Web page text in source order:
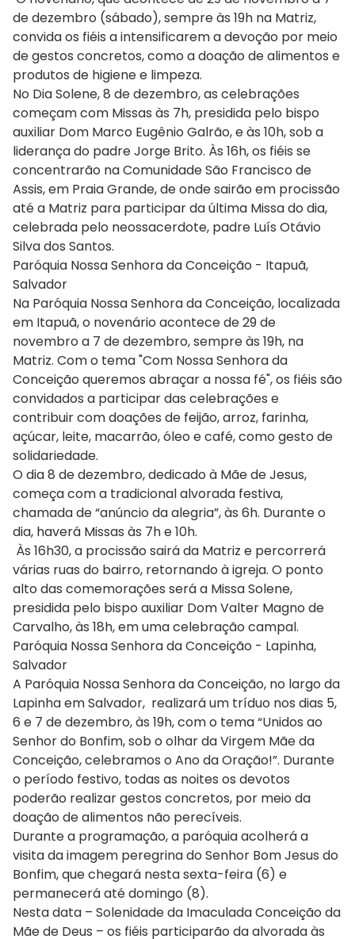
de dezembro (sábado), sempre às 19h na Matriz,
convida os fiéis a intensificarem a devoção por meio
de gestos concretos, como a doação de alimentos e
produtos de higiene e limpeza.
No Dia Solene, 8 de dezembro, as celebrações
começam com Missas às 7h, presidida pelo bispo
auxiliar Dom Marco Eugênio Galrão, e às 10h, sob a
liderança do padre Jorge Brito. Às 16h, os fiéis se
concentrarão na Comunidade São Francisco de
Assis, em Praia Grande, de onde sairão em procissão
até a Matriz para participar da última Missa do dia,
celebrada pelo neossacerdote, padre Luís Otávio
Silva dos Santos.
Paróquia Nossa Senhora da Conceição - Itapuã,
Salvador
Na Paróquia Nossa Senhora da Conceição, localizada
em Itapuã, o novenário acontece de 29 de
novembro a 7 de dezembro, sempre às 19h, na
Matriz. Com o tema "Com Nossa Senhora da
Conceição queremos abraçar a nossa fé", os fiéis são
convidados a participar das celebrações e
contribuir com doações de feijão, arroz, farinha,
açúcar, leite, macarrão, óleo e café, como gesto de
solidariedade.
O dia 8 de dezembro, dedicado à Mãe de Jesus,
começa com a tradicional alvorada festiva,
chamada de “anúncio da alegria”, às 6h. Durante o
dia, haverá Missas às 7h e 10h.
Às 16h30, a procissão sairá da Matriz e percorrerá
várias ruas do bairro, retornando à igreja. O ponto
alto das comemorações será a Missa Solene,
presidida pelo bispo auxiliar Dom Valter Magno de
Carvalho, às 18h, em uma celebração campal.
Paróquia Nossa Senhora da Conceição - Lapinha,
Salvador
A Paróquia Nossa Senhora da Conceição, no largo da
Lapinha em Salvador, realizará um tríduo nos dias 5,
6 e 7 de dezembro, às 19h, com o tema “Unidos ao
Senhor do Bonfim, sob o olhar da Virgem Mãe da
Conceição, celebramos o Ano da Oração!”. Durante
o período festivo, todas as noites os devotos
poderão realizar gestos concretos, por meio da
doação de alimentos não perecíveis.
Durante a programação, a paróquia acolherá a
visita da imagem peregrina do Senhor Bom Jesus do
Bonfim, que chegará nesta sexta-feira (6) e
permanecerá até domingo (8).
Nesta data – Solenidade da Imaculada Conceição da
Mãe de Deus – os fiéis participarão da alvorada às